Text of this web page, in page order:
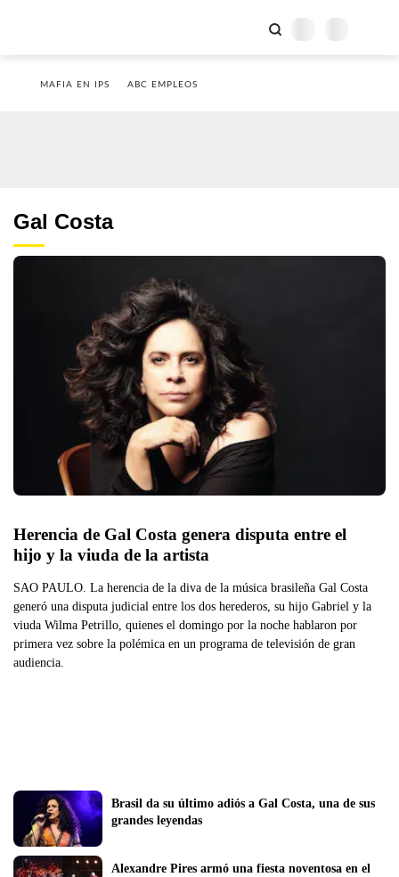
MAFIA EN IPS ABC EMPLEOS
Gal Costa
Herencia de Gal Costa genera disputa entre el
hijo y la viuda de la artista
SAO PAULO. La herencia de la diva de la música brasileña Gal Costa
generó una disputa judicial entre los dos herederos, su hijo Gabriel y la
viuda Wilma Petrillo, quienes el domingo por la noche hablaron por
primera vez sobre la polémica en un programa de televisión de gran
audiencia.
Brasil da su último adiós a Gal Costa, una de sus
grandes leyendas
Alexandre Pires armó una fiesta noventosa en el